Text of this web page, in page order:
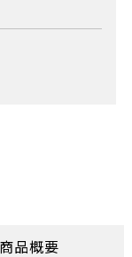
商品概要